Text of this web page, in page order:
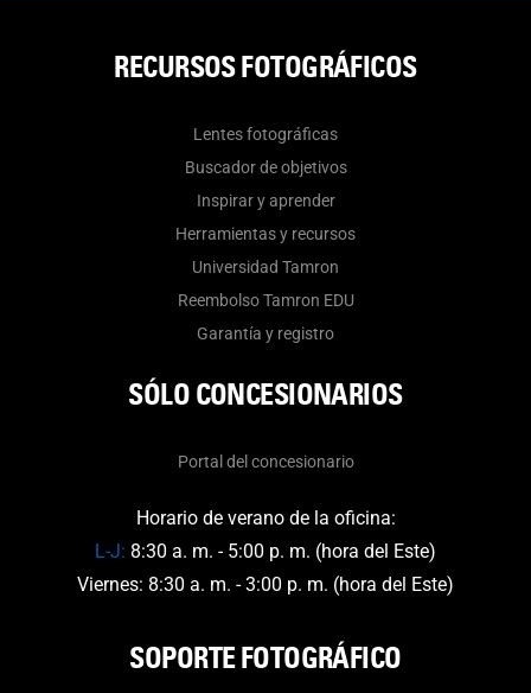
RECURSOS FOTOGRÁFICOS
Lentes fotográficas
Buscador de objetivos
Inspirar y aprender
Herramientas y recursos
Universidad Tamron
Reembolso Tamron EDU
Garantía y registro
SÓLO CONCESIONARIOS
Portal del concesionario
Horario de verano de la oficina:
L-J: 8:30 a. m. - 5:00 p. m. (hora del Este)
Viernes: 8:30 a. m. - 3:00 p. m. (hora del Este)
SOPORTE FOTOGRÁFICO